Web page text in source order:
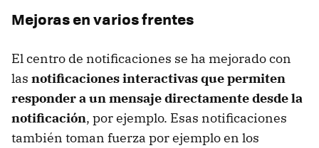
Mejoras en varios frentes
El centro de notificaciones se ha mejorado con
las notificaciones interactivas que permiten
responder a un mensaje directamente desde la
notificación, por ejemplo. Esas notificaciones
también toman fuerza por ejemplo en los